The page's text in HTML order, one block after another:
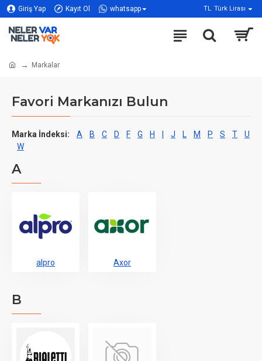
Giriş Yap Kayıt Ol whatsapp TL Türk Lirası
Markalar
Favori Markanızı Bulun
Marka İndeksi: A B C D F G H J L M P S T
U
W
A
alpro Axor
B